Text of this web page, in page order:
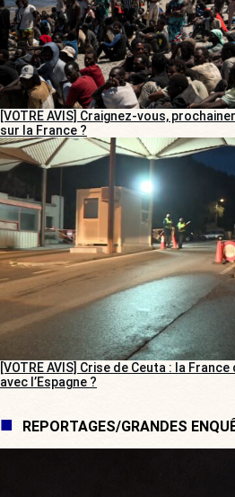
[VOTRE AVIS] Craignez-vous,
sur la France ?
[VOTRE AVIS] Crise de Ceuta : la
avec l’Espagne ?
REPORTAGES/GRANDES